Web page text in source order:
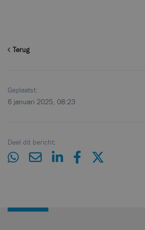
Terug
Geplaatst:
6 januari 2025, 08:23
Deel dit bericht: